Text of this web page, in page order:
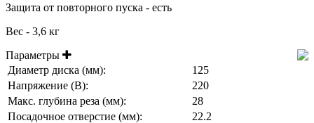
Защита от повторного пуска - есть
Вес - 3,6 кг
Параметры
Диаметр диска (мм):
125
Напряжение (В):
220
Макс. глубина реза (мм):
28
Посадочное отверстие (мм):
22.2